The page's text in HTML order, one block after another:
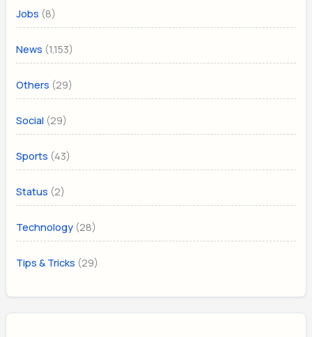
Jobs (8)
News (1,153)
Others (29)
Social (29)
Sports (43)
Status (2)
Technology (28)
Tips & Tricks (29)